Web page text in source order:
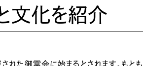
文化を紹介
れた御霊会に始まるとされます。もと